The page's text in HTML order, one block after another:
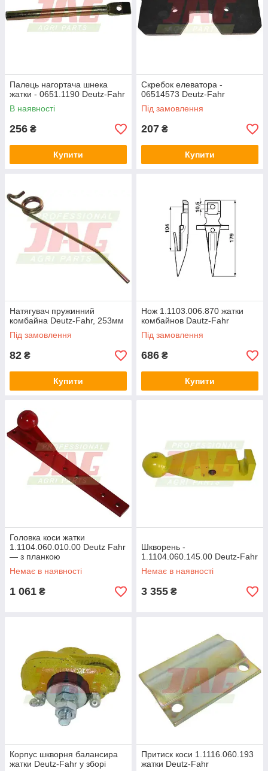
Палець нагортача шнека
жатки - 0651.1190 Deutz-Fahr
В наявності
256 ₴
Купити
Скребок елеватора -
06514573 Deutz-Fahr
Під замовлення
207 ₴
Купити
Натягувач пружинний
комбайна Deutz-Fahr, 253мм
Під замовлення
82 ₴
Купити
Нож 1.1103.006.870 жатки
комбайнов Dautz-Fahr
Під замовлення
686 ₴
Купити
Головка коси жатки
1.1104.060.010.00 Deutz Fahr
— з планкою
Немає в наявності
1 061 ₴
Шкворень -
1.1104.060.145.00 Deutz-Fahr
Немає в наявності
3 355 ₴
Корпус шкворня балансира
жатки Deutz-Fahr у зборі
Притиск коси 1.1116.060.193
жатки Deutz-Fahr